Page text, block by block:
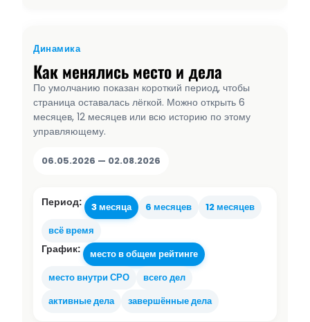
Динамика
Как менялись место и дела
По умолчанию показан короткий период, чтобы
страница оставалась лёгкой. Можно открыть 6
месяцев, 12 месяцев или всю историю по этому
управляющему.
06.05.2026 — 02.08.2026
Период: 3 месяца 6 месяцев
12 месяцев
всё время
График:
место в общем рейтинге
место внутри СРО
всего дел
активные дела
завершённые дела